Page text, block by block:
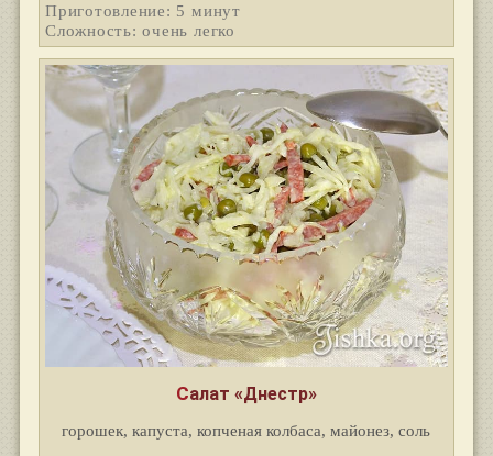
Приготовление: 5 минут
Сложность: очень легко
Салат «Днестр»
горошек, капуста, копченая колбаса, майонез, соль